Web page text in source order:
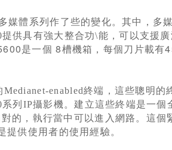
媒體系列作了些的變化。其中，多
提供具有強大整合功\能，可以支援廣
是一個 8槽機箱，每個刀片載有
Medianet-enabled終端，這些聰明的
系列 IP攝影機。建立這些終端是一個
的，執行當中可以進入網路。這個
供使用者的使用經驗。